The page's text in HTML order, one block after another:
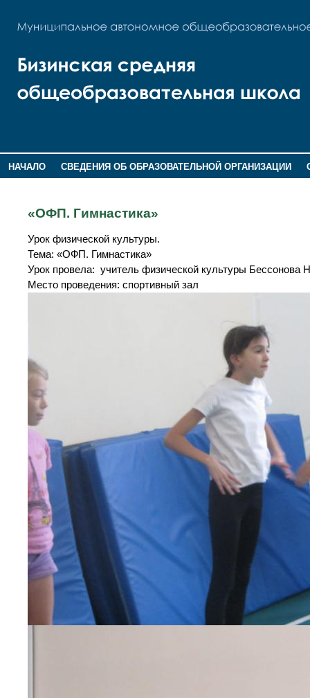
НАЧАЛО СВЕДЕНИЯ ОБ ОБРАЗОВАТЕЛЬНОЙ ОРГАНИЗАЦИИ
«ОФП. Гимнастика»
Урок физической культуры.
Тема: «ОФП. Гимнастика»
Урок провела: учитель физической культуры Бессонова
Место проведения: спортивный зал